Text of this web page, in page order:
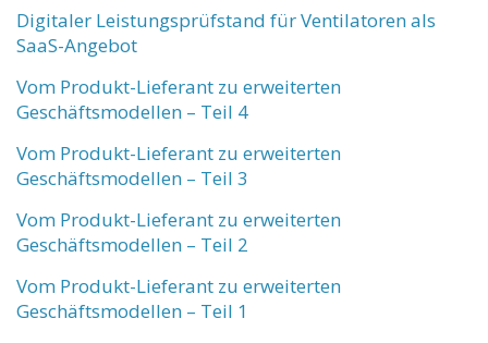
Digitaler Leistungsprüfstand für Ventilatoren als
SaaS-Angebot
Vom Produkt-Lieferant zu erweiterten
Geschäftsmodellen – Teil 4
Vom Produkt-Lieferant zu erweiterten
Geschäftsmodellen – Teil 3
Vom Produkt-Lieferant zu erweiterten
Geschäftsmodellen – Teil 2
Vom Produkt-Lieferant zu erweiterten
Geschäftsmodellen – Teil 1